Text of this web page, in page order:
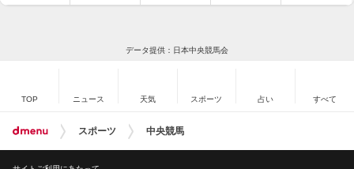
データ提供：日本中央競馬会
TOP ニュース 天気 スポーツ 占い すべて
スポーツ 中央競馬